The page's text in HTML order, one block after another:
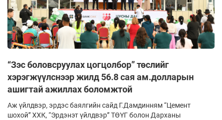
“Зэс боловсруулах цогцолбор” төслийг
хэрэгжүүлснээр жилд 56.8 сая ам.долларын
ашигтай ажиллах боломжтой
Аж үйлдвэр, эрдэс баялгийн сайд Г.Дамдинням “Цемент
шохой” ХХК, “Эрдэнэт үйлдвэр” ТӨҮГ болон Дарханы